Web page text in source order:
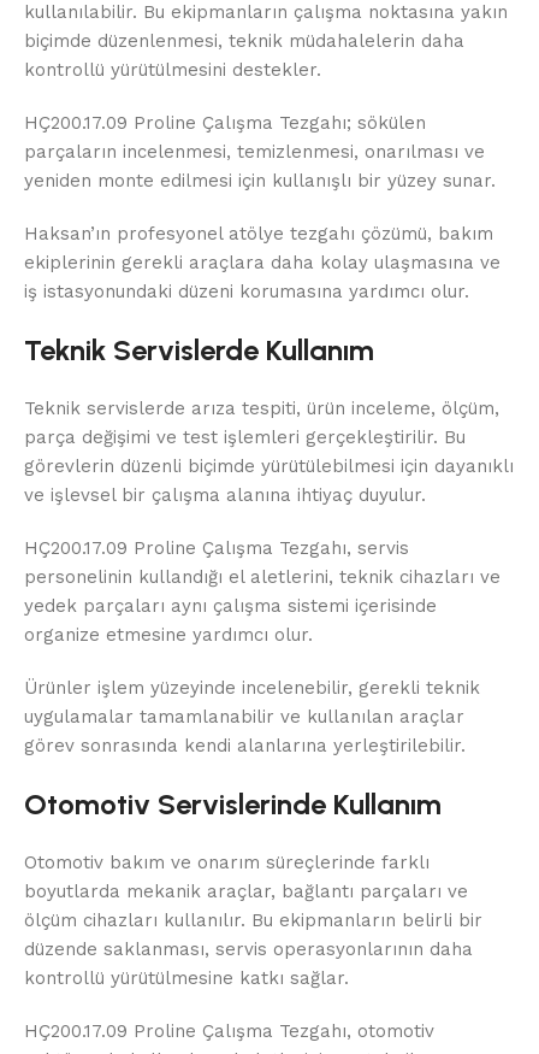
kullanılabilir. Bu ekipmanların çalışma noktasına yakın
biçimde düzenlenmesi, teknik müdahalelerin daha
kontrollü yürütülmesini destekler.
HÇ200.17.09 Proline Çalışma Tezgahı; sökülen
parçaların incelenmesi, temizlenmesi, onarılması ve
yeniden monte edilmesi için kullanışlı bir yüzey sunar.
Haksan’ın profesyonel atölye tezgahı çözümü, bakım
ekiplerinin gerekli araçlara daha kolay ulaşmasına ve
iş istasyonundaki düzeni korumasına yardımcı olur.
Teknik Servislerde Kullanım
Teknik servislerde arıza tespiti, ürün inceleme, ölçüm,
parça değişimi ve test işlemleri gerçekleştirilir. Bu
görevlerin düzenli biçimde yürütülebilmesi için dayanıklı
ve işlevsel bir çalışma alanına ihtiyaç duyulur.
HÇ200.17.09 Proline Çalışma Tezgahı, servis
personelinin kullandığı el aletlerini, teknik cihazları ve
yedek parçaları aynı çalışma sistemi içerisinde
organize etmesine yardımcı olur.
Ürünler işlem yüzeyinde incelenebilir, gerekli teknik
uygulamalar tamamlanabilir ve kullanılan araçlar
görev sonrasında kendi alanlarına yerleştirilebilir.
Otomotiv Servislerinde Kullanım
Otomotiv bakım ve onarım süreçlerinde farklı
boyutlarda mekanik araçlar, bağlantı parçaları ve
ölçüm cihazları kullanılır. Bu ekipmanların belirli bir
düzende saklanması, servis operasyonlarının daha
kontrollü yürütülmesine katkı sağlar.
HÇ200.17.09 Proline Çalışma Tezgahı, otomotiv